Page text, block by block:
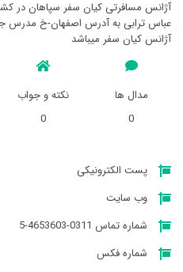
آژانس مسافرتی كيان سفر سپاهان در
عباس ترابی به آدرس اصفهان-خ مدرس
آژانس کیان سفر میباشد
مدال ها
0
نکته و جواب
0
پست الکترونیکی
وب سایت
شماره تماس 0311-4653603-5
شماره فکس